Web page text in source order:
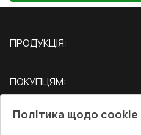
ПРОДУКЦІЯ:
Двері
ПОКУПЦЯМ:
СЕРВІС ТА ОБЛУГОВУВАННЯ:
Політика щодо cookie